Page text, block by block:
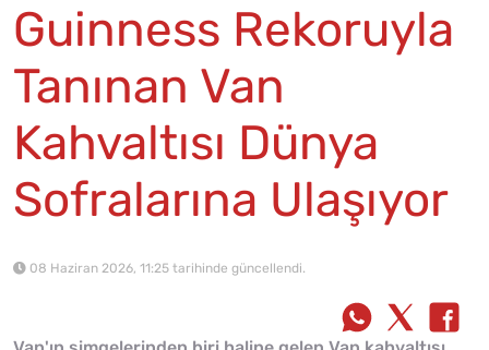
Guinness Rekoruyla
Tanınan Van
Kahvaltısı Dünya
Sofralarına Ulaşıyor
08 Haziran 2026, 11:25 tarihinde güncellendi.